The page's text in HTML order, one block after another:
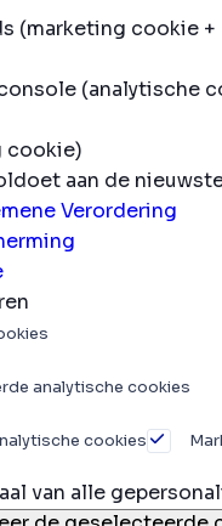
(marketing cookie +
(analytische
cookie)
aan de
Verordering
analytische cookies
cookies
van alle